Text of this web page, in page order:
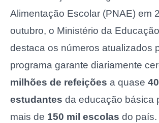
Alimentação Escolar (PNAE) em
outubro, o Ministério da
destaca os números atualizados
programa garante diariamente
milhões de refeições a quase
estudantes da educação básica
mais de 150 mil escolas do país.